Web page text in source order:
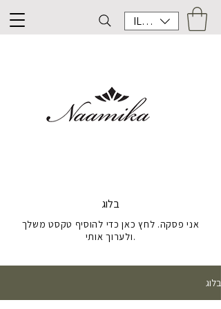
ILS (₪)
בלוג
אני פסקה. לחץ כאן כדי להוסיף טקסט משלך
ולערוך אותי.
בלוג